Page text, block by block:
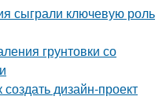
сыграли ключевую роль
грунтовки со
дизайн-проект